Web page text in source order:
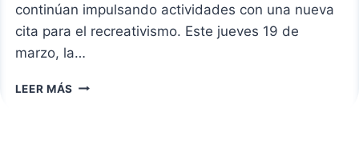
continúan impulsando actividades con una nueva
cita para el recreativismo. Este jueves 19 de
marzo, la…
LEER MÁS LA